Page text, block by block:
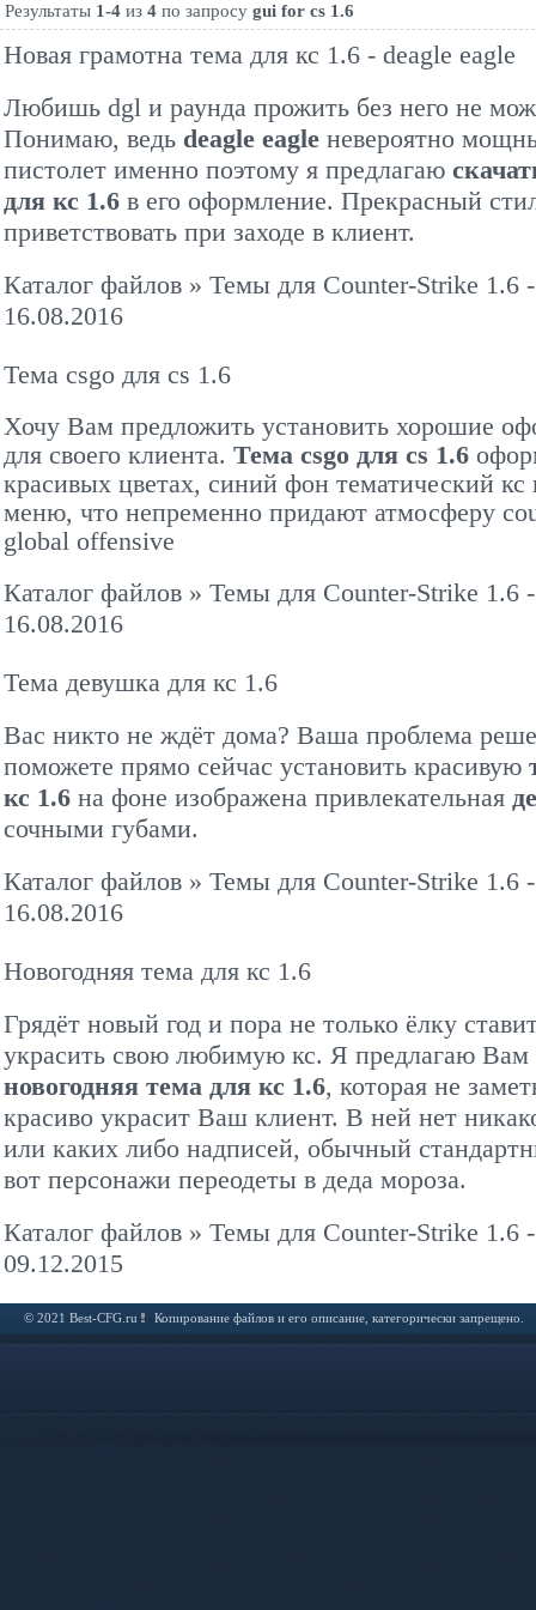
Результаты 1-4 из 4 по запросу gui for cs 1.6
Новая грамотна тема для кс 1.6 - deagle eagle
Любишь dgl и раунда прожить без него не
Понимаю, ведь deagle eagle невероятно
пистолет именно поэтому я предлагаю
для кс 1.6 в его оформление. Прекрасный
приветствовать при заходе в клиент.
Каталог файлов » Темы для Counter-Strike 1.6 -
16.08.2016
Тема csgo для cs 1.6
Хочу Вам предложить установить хорошие
для своего клиента. Тема csgo для cs 1.6
красивых цветах, синий фон тематический кс
меню, что непременно придают атмосферу
global offensive
Каталог файлов » Темы для Counter-Strike 1.6 -
16.08.2016
Тема девушка для кс 1.6
Вас никто не ждёт дома? Ваша проблема
поможете прямо сейчас установить красивую
кс 1.6 на фоне изображена привлекательная
сочными губами.
Каталог файлов » Темы для Counter-Strike 1.6 -
16.08.2016
Новогодняя тема для кс 1.6
Грядёт новый год и пора не только ёлку
украсить свою любимую кс. Я предлагаю Вам
новогодняя тема для кс 1.6, которая не
красиво украсит Ваш клиент. В ней нет
или каких либо надписей, обычный
вот персонажи переодеты в деда мороза.
Каталог файлов » Темы для Counter-Strike 1.6 -
09.12.2015
© 2021 Best-CFG.ru Копирование файлов и его описание, категорически запрещено.